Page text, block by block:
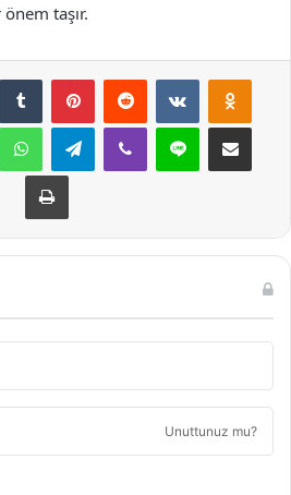
taşır.
Tumblr PinterestReddit VKontakte
WhatsAppTelegramViber Line E-Posta ile
Yazdır
Unuttunuz mu?